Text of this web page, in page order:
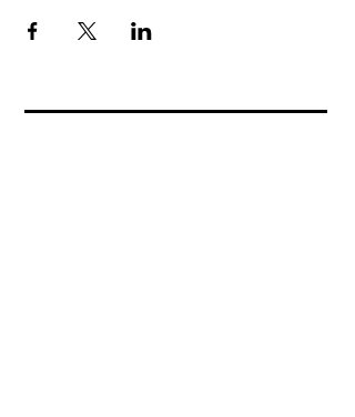
Fill Out the Form. We Will Get Back to